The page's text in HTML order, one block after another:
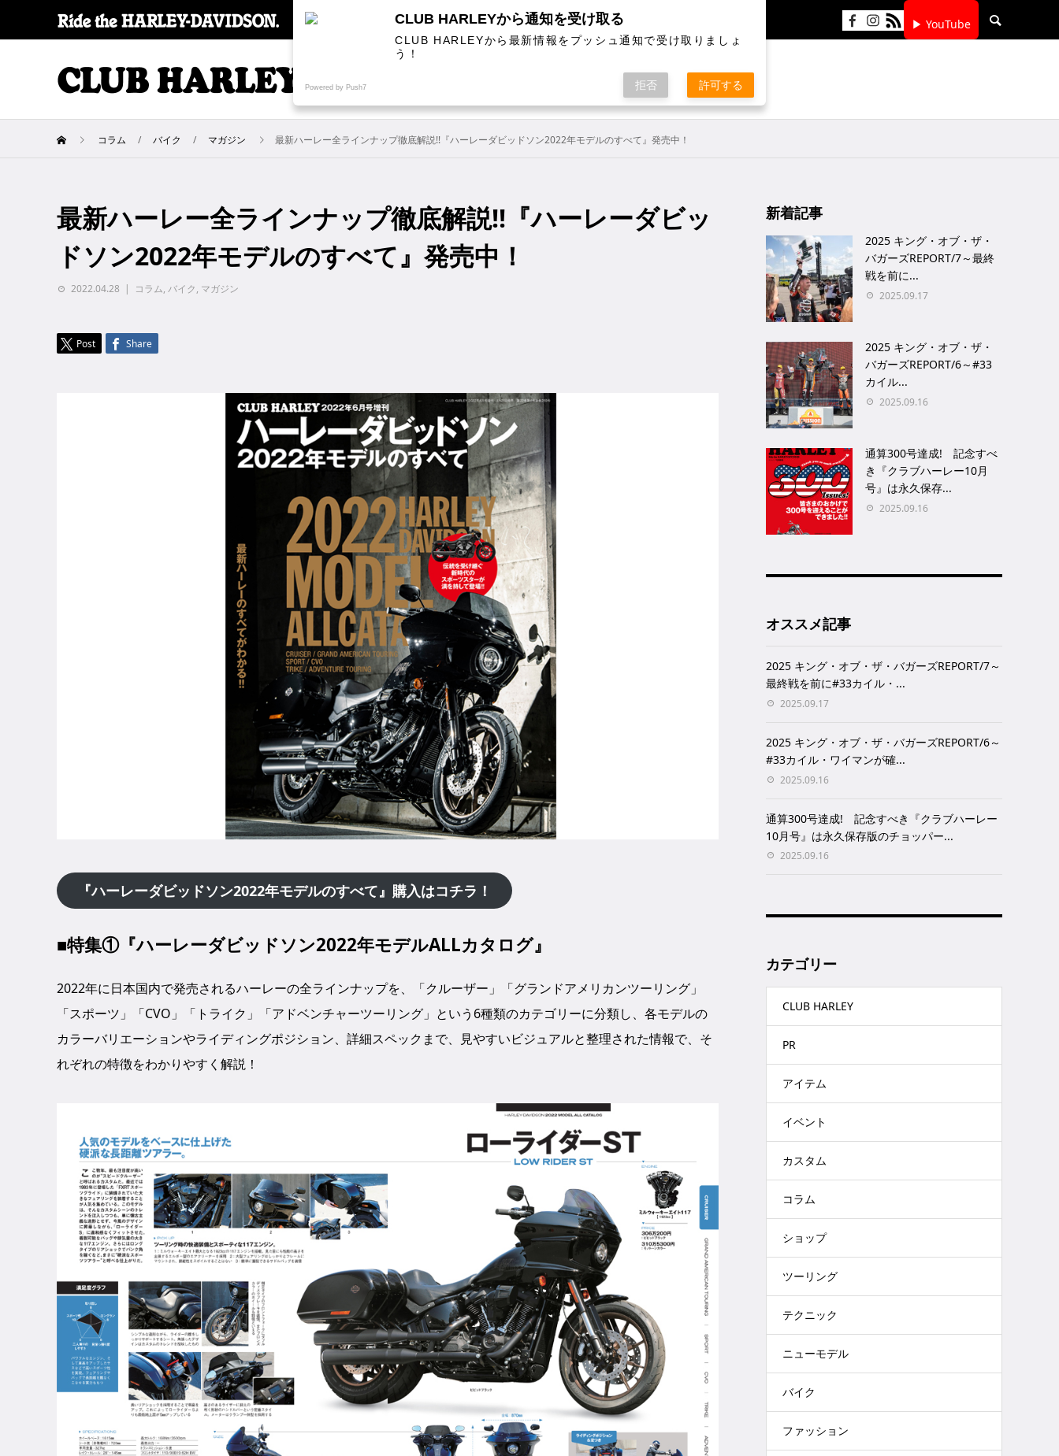
▶ YouTube
SPECIALCOLUMN
コラム バイク マガジン 最新ハーレー全ラインナップ徹底解説!!『ハーレーダビッドソン2022年モデルのすべて』発売中！
最新ハーレー全ラインナップ徹底解説!!『ハーレーダビッ
ドソン2022年モデルのすべて』発売中！
2022.04.28 コラム, バイク, マガジン
Post Share
『ハーレーダビッドソン2022年モデルのすべて』 購入はコチラ！
■特集①『ハーレーダビッドソン2022年モデルALLカタログ』
2022年に日本国内で発売されるハーレーの全ラインナップを、「クルーザー」「グランドアメリカンツーリング」
「スポーツ」「CVO」「トライク」「アドベンチャーツーリング」という6種類のカテゴリーに分類し、各モデルの
カラーバリエーションやライディングポジション、詳細スペックまで、見やすいビジュアルと整理された情報で、そ
れぞれの特徴をわかりやすく解説！
新着記事
2025 キング・オブ・ザ・
バガーズREPORT/7～最終
戦を前に...
2025.09.17
2025 キング・オブ・ザ・
バガーズREPORT/6～#33
カイル...
2025.09.16
通算300号達成! 記念すべ
き『クラブハーレー10月
号』は永久保存...
2025.09.16
オススメ記事
2025 キング・オブ・ザ・バガーズREPORT/7～
最終戦を前に#33カイル・...
2025.09.17
2025 キング・オブ・ザ・バガーズREPORT/6～
#33カイル・ワイマンが確...
2025.09.16
通算300号達成! 記念すべき『クラブハーレー
10月号』は永久保存版のチョッパー...
2025.09.16
カテゴリー
CLUB HARLEY
PR
アイテム
イベント
カスタム
コラム
ショップ
ツーリング
テクニック
ニューモデル
バイク
ファッション
CLUB HARLEYから通知を受け取る
CLUB HARLEYから最新情報をプッシュ通知で受け取りましょ
う！
Powered by Push7 拒否 許可する